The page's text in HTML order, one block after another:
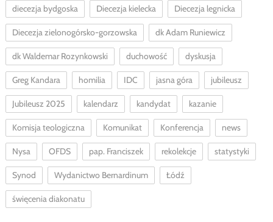
diecezja bydgoska Diecezja kielecka Diecezja legnicka
Diecezja zielonogórsko-gorzowska dk Adam Runiewicz
dk Waldemar Rozynkowski duchowość dyskusja
Greg Kandara homilia IDC jasna góra jubileusz
Jubileusz 2025 kalendarz kandydat kazanie
Komisja teologiczna Komunikat Konferencja news
Nysa OFDS pap. Franciszek rekolekcje statystyki
Synod Wydanictwo Bernardinum Łódź
święcenia diakonatu